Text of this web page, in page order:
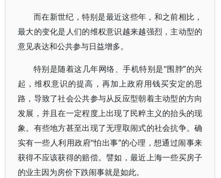
而在新世纪，特别是最近这些年，和之前相比，
最大的变化是人们的维权意识越来越强烈，主动型的
意见表达和公共参与日益增多。
特别是随着这几年网络、手机特别是“围脖”的兴
起，维权意识的提高，再加上政府用钱买安定的思
路，导致了社会公共参与从反应型朝着主动型的方向
发展，并且在一定程度上出现了民粹主义的抬头的现
象。有些地方甚至出现了无理取闹式的社会抗争。确
实有一些人利用政府“怕出事”的心理，想通过闹事来
获得不应该获得的赔偿。譬如，最近上海一些买房子
的业主因为房价下跌闹事就是如此。